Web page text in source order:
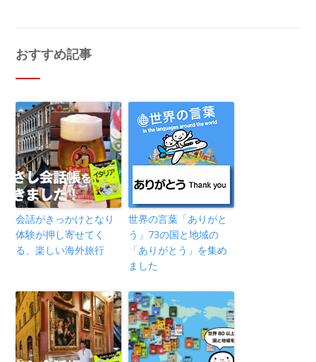
おすすめ記事
会話がきっかけとなり
体験が押し寄せてく
る、楽しい海外旅行
世界の言葉「ありがと
う」73の国と地域の
「ありがとう」を集め
ました